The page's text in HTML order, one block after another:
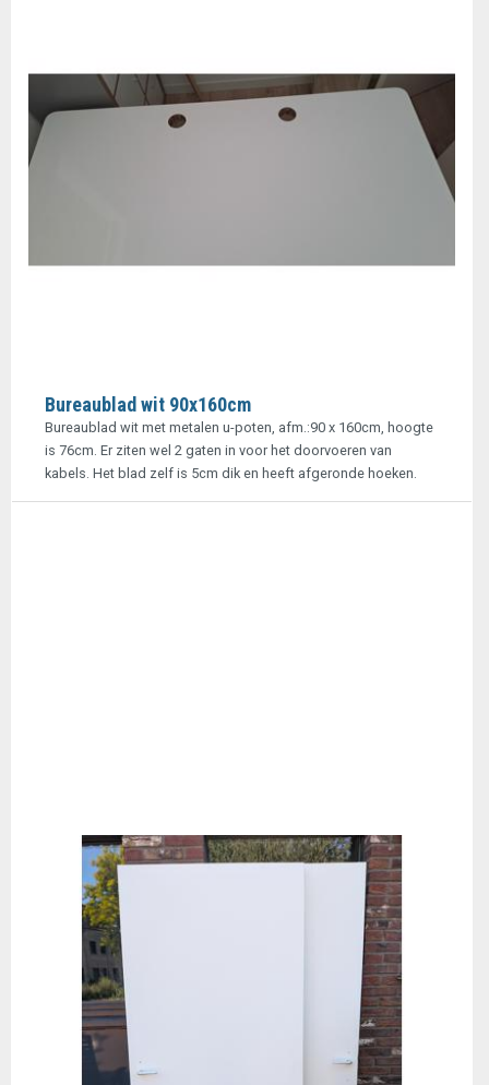
Bureaublad wit 90x160cm
Bureaublad wit met metalen u-poten, afm.:90 x 160cm, hoogte
is 76cm. Er ziten wel 2 gaten in voor het doorvoeren van
kabels. Het blad zelf is 5cm dik en heeft afgeronde hoeken.